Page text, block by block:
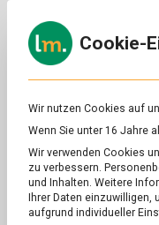
to
content
Cookie-
Wir nutzen Cookies auf
Wenn Sie unter 16 Jahre
Wir verwenden Cookies
zu verbessern.
und Inhalten. Weitere
Ihrer Daten
aufgrund individueller